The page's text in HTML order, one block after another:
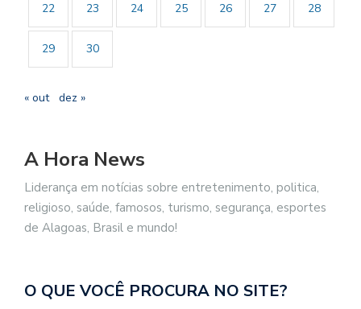
22 23 24 25 26 27 28
29 30
« out dez »
A Hora News
Liderança em notícias sobre entretenimento, politica,
religioso, saúde, famosos, turismo, segurança, esportes
de Alagoas, Brasil e mundo!
O QUE VOCÊ PROCURA NO SITE?